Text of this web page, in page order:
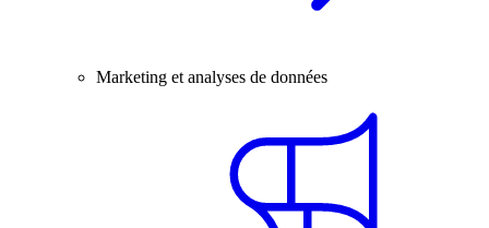
Marketing et analyses de données